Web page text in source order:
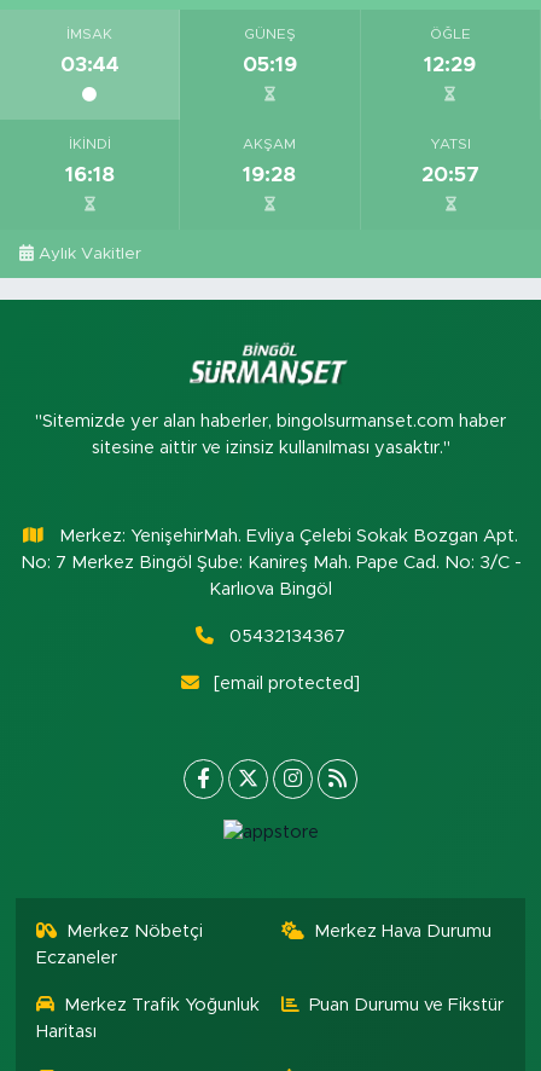
İMSAK
03:44
GÜNEŞ
05:19
ÖĞLE
12:29
İKINDI
16:18
AKŞAM
19:28
YATSI
20:57
Aylık Vakitler
"Sitemizde yer alan haberler, bingolsurmanset.com haber
sitesine aittir ve izinsiz kullanılması yasaktır."
Merkez: YenişehirMah. Evliya Çelebi Sokak Bozgan Apt.
No: 7 Merkez Bingöl Şube: Kanireş Mah. Pape Cad. No: 3/C -
Karlıova Bingöl
05432134367
[email protected]
Merkez Nöbetçi
Eczaneler
Merkez Hava Durumu
Merkez Trafik Yoğunluk
Haritası
Puan Durumu ve Fikstür